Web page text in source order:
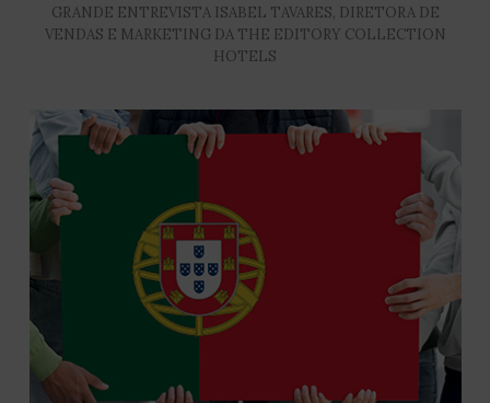
GRANDE ENTREVISTA ISABEL TAVARES, DIRETORA DE
VENDAS E MARKETING DA THE EDITORY COLLECTION
HOTELS